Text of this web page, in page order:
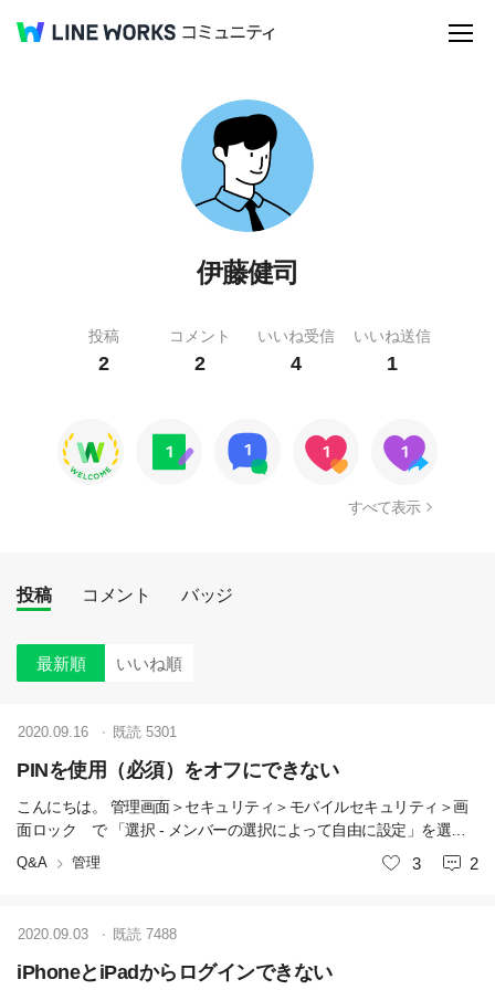
伊藤健司
投稿
2
コメント
2
いいね受信
4
いいね送信
1
すべて表示
投稿 コメント バッジ
最新順 いいね順
PINを使用（必須）をオフにできない
こんにちは。 管理画面＞セキュリティ＞モバイルセキュリティ＞画
面ロック で 「選択 - メンバーの選択によって自由に設定」を選ん
でも、 携帯端末＞セキュリティ＞画面ロック＞PINを使用（必須）
をオフに できません。 オフにする方法をご存じの方がいらっしゃっ
Q&A 管理
2020.09.16 既読 5301
いいね
3 2
iPhoneとiPadからログインできない
2020.09.03 既読 7488